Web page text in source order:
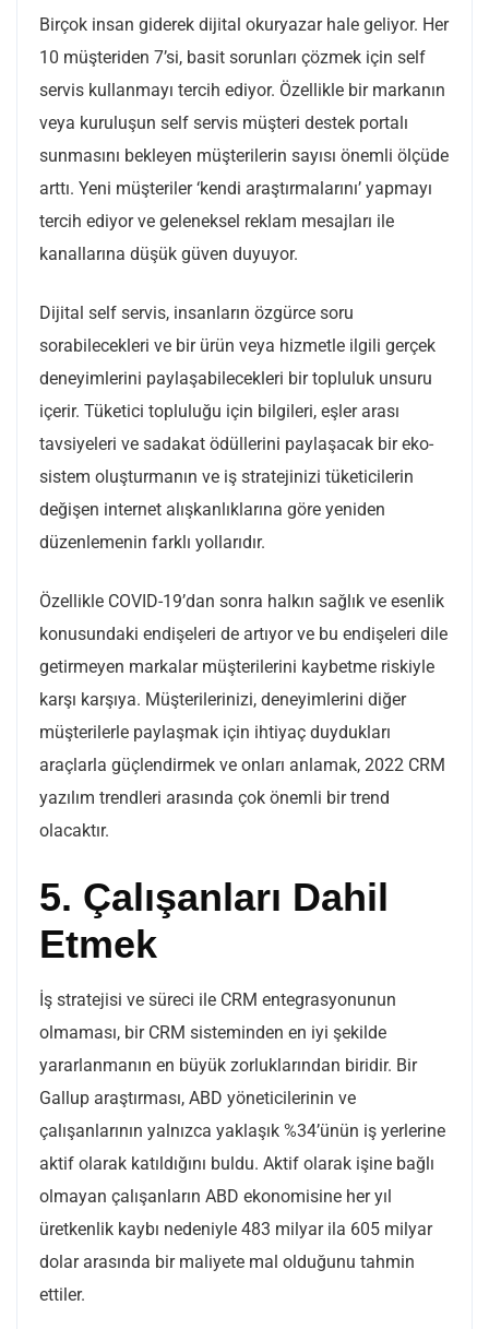
Birçok insan giderek dijital okuryazar hale geliyor. Her
10 müşteriden 7’si, basit sorunları çözmek için self
servis kullanmayı tercih ediyor. Özellikle bir markanın
veya kuruluşun self servis müşteri destek portalı
sunmasını bekleyen müşterilerin sayısı önemli ölçüde
arttı. Yeni müşteriler ‘kendi araştırmalarını’ yapmayı
tercih ediyor ve geleneksel reklam mesajları ile
kanallarına düşük güven duyuyor.
Dijital self servis, insanların özgürce soru
sorabilecekleri ve bir ürün veya hizmetle ilgili gerçek
deneyimlerini paylaşabilecekleri bir topluluk unsuru
içerir. Tüketici topluluğu için bilgileri, eşler arası
tavsiyeleri ve sadakat ödüllerini paylaşacak bir eko-
sistem oluşturmanın ve iş stratejinizi tüketicilerin
değişen internet alışkanlıklarına göre yeniden
düzenlemenin farklı yollarıdır.
Özellikle COVID-19’dan sonra halkın sağlık ve esenlik
konusundaki endişeleri de artıyor ve bu endişeleri dile
getirmeyen markalar müşterilerini kaybetme riskiyle
karşı karşıya. Müşterilerinizi, deneyimlerini diğer
müşterilerle paylaşmak için ihtiyaç duydukları
araçlarla güçlendirmek ve onları anlamak, 2022 CRM
yazılım trendleri arasında çok önemli bir trend
olacaktır.
5. Çalışanları Dahil
Etmek
İş stratejisi ve süreci ile CRM entegrasyonunun
olmaması, bir CRM sisteminden en iyi şekilde
yararlanmanın en büyük zorluklarından biridir. Bir
Gallup araştırması, ABD yöneticilerinin ve
çalışanlarının yalnızca yaklaşık %34’ünün iş yerlerine
aktif olarak katıldığını buldu. Aktif olarak işine bağlı
olmayan çalışanların ABD ekonomisine her yıl
üretkenlik kaybı nedeniyle 483 milyar ila 605 milyar
dolar arasında bir maliyete mal olduğunu tahmin
ettiler.